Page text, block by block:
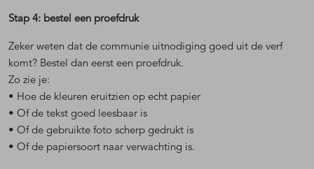
Stap 4: bestel een proefdruk
Zeker weten dat de communie uitnodiging goed uit de verf
komt? Bestel dan eerst een proefdruk.
Zo zie je:
• Hoe de kleuren eruitzien op echt papier
• Of de tekst goed leesbaar is
• Of de gebruikte foto scherp gedrukt is
• Of de papiersoort naar verwachting is.